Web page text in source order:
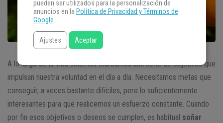
A lo largo de la vida solemos marcarnos una serie de objetivos que
impulsan nuestra voluntad en el día a día. Necesitamos metas que
conseguir, a veces bastante difíciles, pero lo suficientemente
interesantes para que realicemos un esfuerzo constante. Cuando
por fin esos objetivos o deseos se cumplen, es habitual soñar
pueden ser utilizados para la personalización de
anuncios en la Política de Privacidad y Términos de
Google.
Ajustes Aceptar